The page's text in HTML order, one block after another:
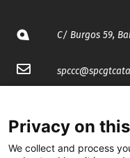
C/ Burgos 59,
spccc@
@CGTCatalunya
Privacy on
We collect and process